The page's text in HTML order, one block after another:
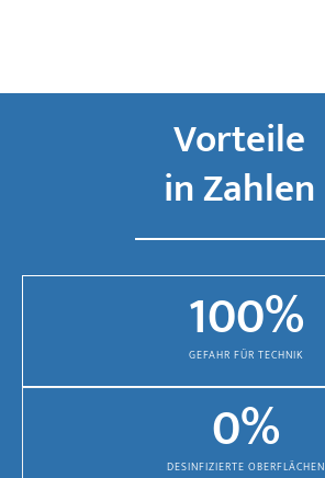
Vorteile
in Zahlen
GEFAHR FÜR TECHNIK
100%
DESINFIZIERTE OBERFLÄCHEN
0%